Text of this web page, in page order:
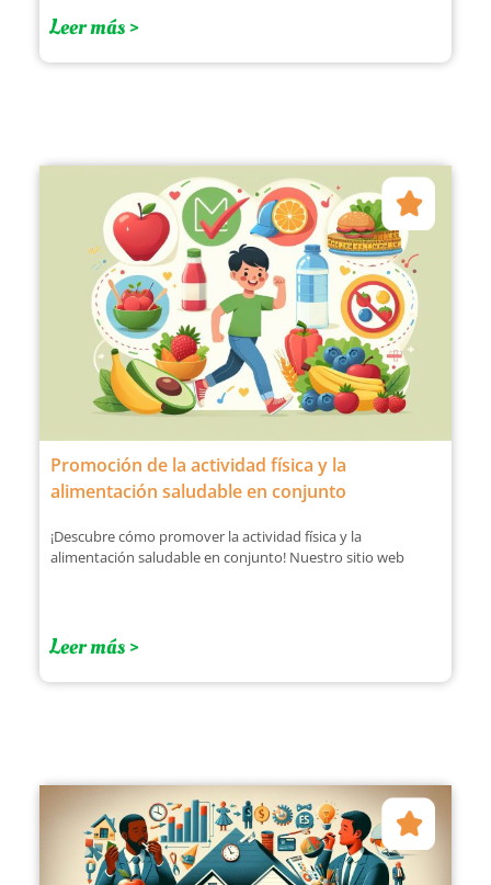
Leer más >
Promoción de la actividad física y la
alimentación saludable en conjunto
¡Descubre cómo promover la actividad física y la
alimentación saludable en conjunto! Nuestro sitio web
Leer más >